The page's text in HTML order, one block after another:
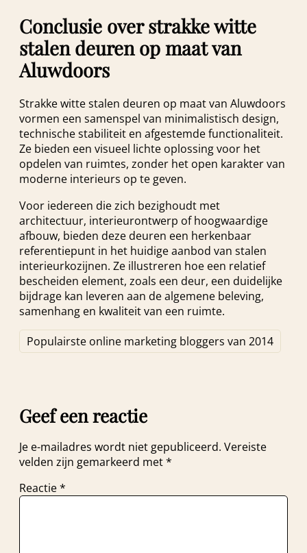
Conclusie over strakke witte
stalen deuren op maat van
Aluwdoors
Strakke witte stalen deuren op maat van Aluwdoors
vormen een samenspel van minimalistisch design,
technische stabiliteit en afgestemde functionaliteit.
Ze bieden een visueel lichte oplossing voor het
opdelen van ruimtes, zonder het open karakter van
moderne interieurs op te geven.
Voor iedereen die zich bezighoudt met
architectuur, interieurontwerp of hoogwaardige
afbouw, bieden deze deuren een herkenbaar
referentiepunt in het huidige aanbod van stalen
interieurkozijnen. Ze illustreren hoe een relatief
bescheiden element, zoals een deur, een duidelijke
bijdrage kan leveren aan de algemene beleving,
samenhang en kwaliteit van een ruimte.
Populairste online marketing bloggers van 2014
Geef een reactie
Je e-mailadres wordt niet gepubliceerd. Vereiste
velden zijn gemarkeerd met*
Reactie*